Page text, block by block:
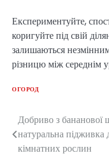
Експериментуйте,
коригуйте під свій
залишаються
різницю між середнім
ОГОРОД
Post
navigation
Добриво з бананової
натуральна підживка
кімнатних рослин